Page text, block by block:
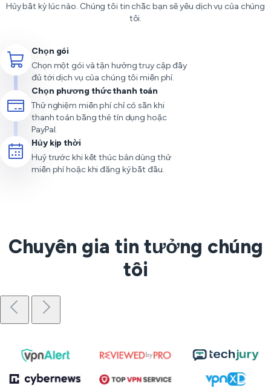
Hủy bất kỳ lúc nào. Chúng tôi tin chắc bạn sẽ yêu dịch vụ của chúng
tôi.
Chọn gói
Chọn một gói và tận hưởng truy cập đầy
đủ tới dịch vụ của chúng tôi miễn phí.
Chọn phương thức thanh toán
Thử nghiệm miễn phí chỉ có sẵn khi
thanh toán bằng thẻ tín dụng hoặc
PayPal.
Hủy kịp thời
Huỷ trước khi kết thúc bản dùng thử
miễn phí hoặc khi đăng ký bắt đầu.
Chuyên gia tin tưởng chúng
tôi